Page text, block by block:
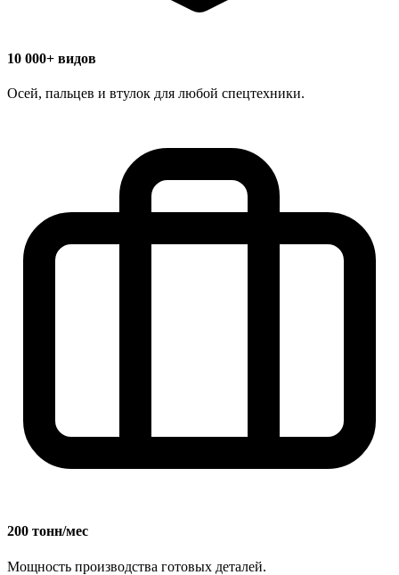
10 000+ видов
Осей, пальцев и втулок для любой спецтехники.
200 тонн/мес
Мощность производства готовых деталей.